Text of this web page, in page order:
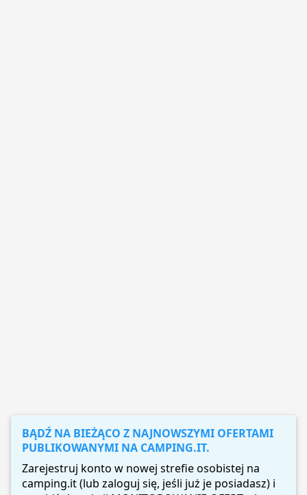
BĄDŹ NA BIEŻĄCO Z NAJNOWSZYMI OFERTAMI
PUBLIKOWANYMI NA CAMPING.IT.
Zarejestruj konto w nowej strefie osobistej na
camping.it (lub zaloguj się, jeśli już je posiadasz) i